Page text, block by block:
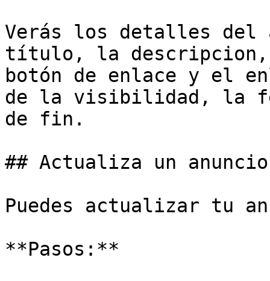
Verás los detalles del
título, la
botón de enlace y el
de la visibilidad, la
de fin.
## Actualiza un anuncio
Puedes actualizar tu
**Pasos:**